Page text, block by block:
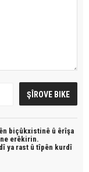
biçûkxistinê û êrîşa
erêkirin.
ya rast û tîpên kurdî